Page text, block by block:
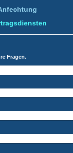
Fragen.